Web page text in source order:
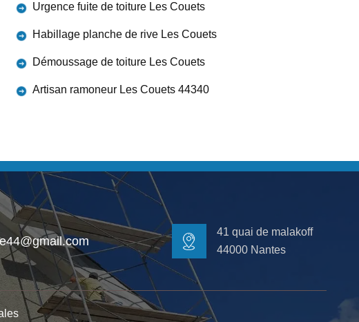
Urgence fuite de toiture Les Couets
Habillage planche de rive Les Couets
Démoussage de toiture Les Couets
Artisan ramoneur Les Couets 44340
41 quai de malakoff
44000 Nantes